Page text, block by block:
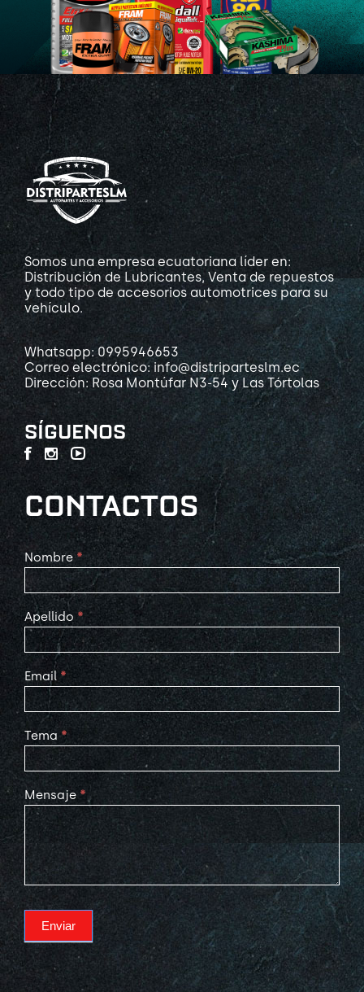
Somos una empresa ecuatoriana líder en:
Distribución de Lubricantes, Venta de repuestos
y todo tipo de accesorios automotrices para su
vehículo.
Whatsapp: 0995946653
Correo electrónico: info@distriparteslm.ec
Dirección: Rosa Montúfar N3-54 y Las Tórtolas
SÍGUENOS
CONTACTOS
Contact
Us
Nombre *
Apellido *
Email *
Tema *
Mensaje *
Enviar